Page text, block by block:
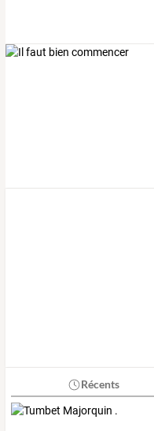
Récents